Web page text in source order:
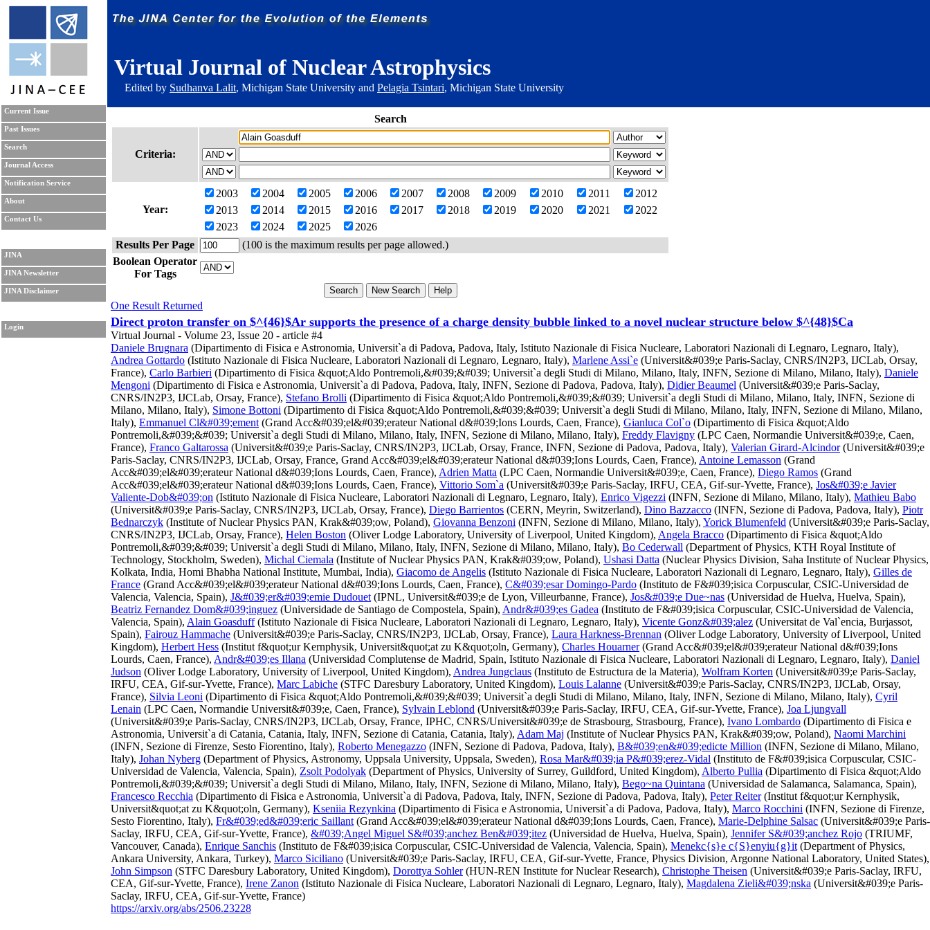
Virtual Journal of Nuclear Astrophysics
Edited by Sudhanva Lalit, Michigan State University and Pelagia Tsintari, Michigan State University
Current Issue
Past Issues
Search
Journal Access
Notification Service
About
Contact Us
JINA
JINA Newsletter
JINA Disclaimer
Login
Search
Criteria:
Year:
2003 2004 2005 2006 2007 2008 2009 2010 2011
2012
2013
2014 2015 2016 2017 2018 2019 2020 2021
2022
2023
2024 2025
2026
Results Per Page
(100 is the maximum results per page allowed.)
Boolean Operator
For Tags
One Result Returned
Direct proton transfer on $^{46}$Ar supports the presence of a charge density bubble linked to a novel nuclear structure below $^{48}$Ca
Virtual Journal - Volume 23, Issue 20 - article #4
Daniele Brugnara (Dipartimento di Fisica e Astronomia, Universit`a di Padova, Padova, Italy, Istituto Nazionale di Fisica Nucleare, Laboratori Nazionali di Legnaro, Legnaro, Italy),
Andrea Gottardo (Istituto Nazionale di Fisica Nucleare, Laboratori Nazionali di Legnaro, Legnaro, Italy), Marlene Assi`e (Universit&#039;e Paris-Saclay, CNRS/IN2P3, IJCLab, Orsay,
France), Carlo Barbieri (Dipartimento di Fisica &quot;Aldo Pontremoli,&#039;&#039; Universit`a degli Studi di Milano, Milano, Italy, INFN, Sezione di Milano, Milano, Italy), Daniele
Mengoni (Dipartimento di Fisica e Astronomia, Universit`a di Padova, Padova, Italy, INFN, Sezione di Padova, Padova, Italy), Didier Beaumel (Universit&#039;e Paris-Saclay,
CNRS/IN2P3, IJCLab, Orsay, France), Stefano Brolli (Dipartimento di Fisica &quot;Aldo Pontremoli,&#039;&#039; Universit`a degli Studi di Milano, Milano, Italy, INFN, Sezione di
Milano, Milano, Italy), Simone Bottoni (Dipartimento di Fisica &quot;Aldo Pontremoli,&#039;&#039; Universit`a degli Studi di Milano, Milano, Italy, INFN, Sezione di Milano, Milano,
Italy), Emmanuel Cl&#039;ement (Grand Acc&#039;el&#039;erateur National d&#039;Ions Lourds, Caen, France), Gianluca Col`o (Dipartimento di Fisica &quot;Aldo
Pontremoli,&#039;&#039; Universit`a degli Studi di Milano, Milano, Italy, INFN, Sezione di Milano, Milano, Italy), Freddy Flavigny (LPC Caen, Normandie Universit&#039;e, Caen,
France), Franco Galtarossa (Universit&#039;e Paris-Saclay, CNRS/IN2P3, IJCLab, Orsay, France, INFN, Sezione di Padova, Padova, Italy), Valerian Girard-Alcindor(Universit&#039;e
Paris-Saclay, CNRS/IN2P3, IJCLab, Orsay, France, Grand Acc&#039;el&#039;erateur National d&#039;Ions Lourds, Caen, France), Antoine Lemasson (Grand
Acc&#039;el&#039;erateur National d&#039;Ions Lourds, Caen, France), Adrien Matta (LPC Caen, Normandie Universit&#039;e, Caen, France), Diego Ramos (Grand
Acc&#039;el&#039;erateur National d&#039;Ions Lourds, Caen, France), Vittorio Som`a (Universit&#039;e Paris-Saclay, IRFU, CEA, Gif-sur-Yvette, France), Jos&#039;e Javier
Valiente-Dob&#039;on (Istituto Nazionale di Fisica Nucleare, Laboratori Nazionali di Legnaro, Legnaro, Italy), Enrico Vigezzi (INFN, Sezione di Milano, Milano, Italy), Mathieu Babo
(Universit&#039;e Paris-Saclay, CNRS/IN2P3, IJCLab, Orsay, France), Diego Barrientos (CERN, Meyrin, Switzerland), Dino Bazzacco (INFN, Sezione di Padova, Padova, Italy), Piotr
Bednarczyk (Institute of Nuclear Physics PAN, Krak&#039;ow, Poland), Giovanna Benzoni (INFN, Sezione di Milano, Milano, Italy), Yorick Blumenfeld (Universit&#039;e Paris-Saclay,
CNRS/IN2P3, IJCLab, Orsay, France), Helen Boston (Oliver Lodge Laboratory, University of Liverpool, United Kingdom), Angela Bracco (Dipartimento di Fisica &quot;Aldo
Pontremoli,&#039;&#039; Universit`a degli Studi di Milano, Milano, Italy, INFN, Sezione di Milano, Milano, Italy), Bo Cederwall (Department of Physics, KTH Royal Institute of
Technology, Stockholm, Sweden), Michal Ciemala (Institute of Nuclear Physics PAN, Krak&#039;ow, Poland), Ushasi Datta (Nuclear Physics Division, Saha Institute of Nuclear Physics,
Kolkata, India, Homi Bhabha National Institute, Mumbai, India), Giacomo de Angelis (Istituto Nazionale di Fisica Nucleare, Laboratori Nazionali di Legnaro, Legnaro, Italy), Gilles de
France (Grand Acc&#039;el&#039;erateur National d&#039;Ions Lourds, Caen, France), C&#039;esar Domingo-Pardo (Instituto de F&#039;isica Corpuscular, CSIC-Universidad de
Valencia, Valencia, Spain), J&#039;er&#039;emie Dudouet (IPNL, Universit&#039;e de Lyon, Villeurbanne, France), Jos&#039;e Due~nas (Universidad de Huelva, Huelva, Spain),
Beatriz Fernandez Dom&#039;inguez (Universidade de Santiago de Compostela, Spain), Andr&#039;es Gadea (Instituto de F&#039;isica Corpuscular, CSIC-Universidad de Valencia,
Valencia, Spain), Alain Goasduff(Istituto Nazionale di Fisica Nucleare, Laboratori Nazionali di Legnaro, Legnaro, Italy), Vicente Gonz&#039;alez (Universitat de Val`encia, Burjassot,
Spain), Fairouz Hammache (Universit&#039;e Paris-Saclay, CNRS/IN2P3, IJCLab, Orsay, France), Laura Harkness-Brennan (Oliver Lodge Laboratory, University of Liverpool, United
Kingdom), Herbert Hess (Institut f&quot;ur Kernphysik, Universit&quot;at zu K&quot;oln, Germany), Charles Houarner(Grand Acc&#039;el&#039;erateur National d&#039;Ions
Lourds, Caen, France), Andr&#039;es Illana (Universidad Complutense de Madrid, Spain, Istituto Nazionale di Fisica Nucleare, Laboratori Nazionali di Legnaro, Legnaro, Italy), Daniel
Judson (Oliver Lodge Laboratory, University of Liverpool, United Kingdom), Andrea Jungclaus (Instituto de Estructura de la Materia), Wolfram Korten (Universit&#039;e Paris-Saclay,
IRFU, CEA, Gif-sur-Yvette, France), Marc Labiche (STFC Daresbury Laboratory, United Kingdom), Louis Lalanne (Universit&#039;e Paris-Saclay, CNRS/IN2P3, IJCLab, Orsay,
France), Silvia Leoni (Dipartimento di Fisica &quot;Aldo Pontremoli,&#039;&#039; Universit`a degli Studi di Milano, Milano, Italy, INFN, Sezione di Milano, Milano, Italy), Cyril
Lenain (LPC Caen, Normandie Universit&#039;e, Caen, France), Sylvain Leblond (Universit&#039;e Paris-Saclay, IRFU, CEA, Gif-sur-Yvette, France), Joa Ljungvall
(Universit&#039;e Paris-Saclay, CNRS/IN2P3, IJCLab, Orsay, France, IPHC, CNRS/Universit&#039;e de Strasbourg, Strasbourg, France), Ivano Lombardo (Dipartimento di Fisica e
Astronomia, Universit`a di Catania, Catania, Italy, INFN, Sezione di Catania, Catania, Italy), Adam Maj (Institute of Nuclear Physics PAN, Krak&#039;ow, Poland), Naomi Marchini
(INFN, Sezione di Firenze, Sesto Fiorentino, Italy), Roberto Menegazzo (INFN, Sezione di Padova, Padova, Italy), B&#039;en&#039;edicte Million (INFN, Sezione di Milano, Milano,
Italy), Johan Nyberg (Department of Physics, Astronomy, Uppsala University, Uppsala, Sweden), Rosa Mar&#039;ia P&#039;erez-Vidal (Instituto de F&#039;isica Corpuscular, CSIC-
Universidad de Valencia, Valencia, Spain), Zsolt Podolyak (Department of Physics, University of Surrey, Guildford, United Kingdom), Alberto Pullia (Dipartimento di Fisica &quot;Aldo
Pontremoli,&#039;&#039; Universit`a degli Studi di Milano, Milano, Italy, INFN, Sezione di Milano, Milano, Italy), Bego~na Quintana (Universidad de Salamanca, Salamanca, Spain),
Francesco Recchia (Dipartimento di Fisica e Astronomia, Universit`a di Padova, Padova, Italy, INFN, Sezione di Padova, Padova, Italy), Peter Reiter(Institut f&quot;ur Kernphysik,
Universit&quot;at zu K&quot;oln, Germany), Kseniia Rezynkina (Dipartimento di Fisica e Astronomia, Universit`a di Padova, Padova, Italy), Marco Rocchini (INFN, Sezione di Firenze,
Sesto Fiorentino, Italy), Fr&#039;ed&#039;eric Saillant (Grand Acc&#039;el&#039;erateur National d&#039;Ions Lourds, Caen, France), Marie-Delphine Salsac (Universit&#039;e Paris-
Saclay, IRFU, CEA, Gif-sur-Yvette, France), &#039;Angel Miguel S&#039;anchez Ben&#039;itez (Universidad de Huelva, Huelva, Spain), Jennifer S&#039;anchez Rojo (TRIUMF,
Vancouver, Canada), Enrique Sanchis (Instituto de F&#039;isica Corpuscular, CSIC-Universidad de Valencia, Valencia, Spain), Menekc{s}e c{S}enyiu{g}it (Department of Physics,
Ankara University, Ankara, Turkey), Marco Siciliano (Universit&#039;e Paris-Saclay, IRFU, CEA, Gif-sur-Yvette, France, Physics Division, Argonne National Laboratory, United States),
John Simpson (STFC Daresbury Laboratory, United Kingdom), Dorottya Sohler(HUN-REN Institute for Nuclear Research), Christophe Theisen (Universit&#039;e Paris-Saclay, IRFU,
CEA, Gif-sur-Yvette, France), Irene Zanon (Istituto Nazionale di Fisica Nucleare, Laboratori Nazionali di Legnaro, Legnaro, Italy), Magdalena Zieli&#039;nska (Universit&#039;e Paris-
Saclay, IRFU, CEA, Gif-sur-Yvette, France)
https://arxiv.org/abs/2506.23228